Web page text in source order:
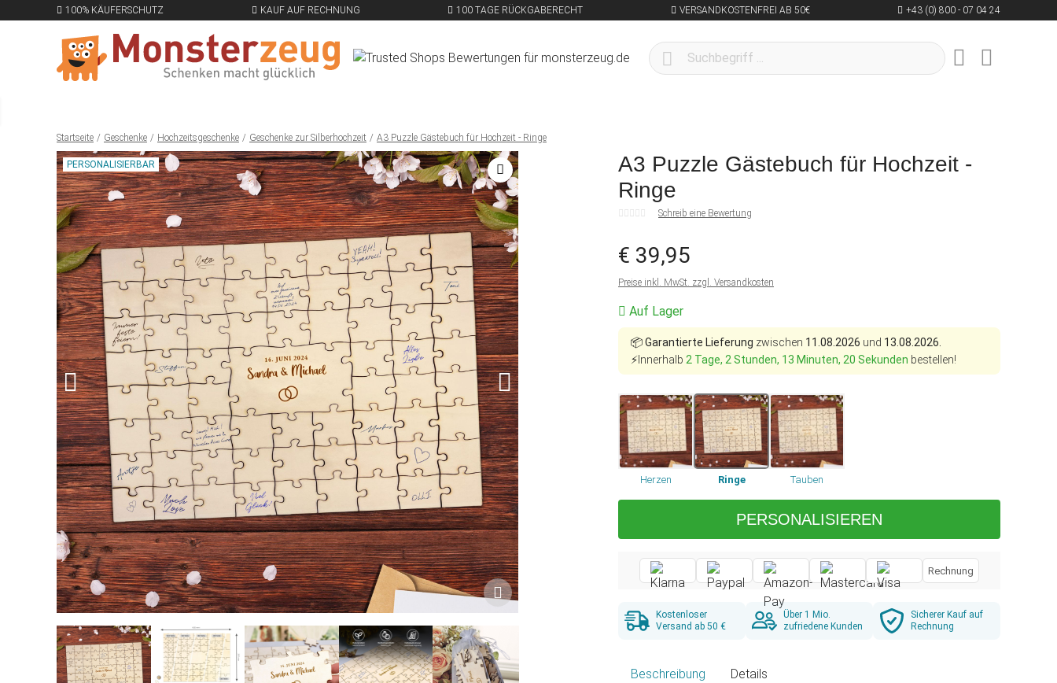
100% KÄUFERSCHUTZ KAUF AUF RECHNUNG 100 TAGE RÜCKGABERECHT VERSANDKOSTENFREI AB 50€ +43 (0) 800 - 07 04 24
Startseite Geschenke Hochzeitsgeschenke Geschenke zur Silberhochzeit A3 Puzzle Gästebuch für Hochzeit - Ringe
PERSONALISIERBAR
A3 Puzzle Gästebuch für Hochzeit -
Ringe
Schreib eine Bewertung
€ 39,95
Preise inkl. MwSt. zzgl. Versandkosten
Auf Lager
📦Garantierte Lieferung zwischen 11.08.2026 und 13.08.2026.
⚡Innerhalb 2 Tage, 2 Stunden, 13 Minuten, 19 Sekunden bestellen!
Herzen Ringe Tauben
PERSONALISIEREN
Rechnung
Kostenloser
Versand ab 50 €
Über 1 Mio.
zufriedene Kunden
Sicherer Kauf auf
Rechnung
Beschreibung Details